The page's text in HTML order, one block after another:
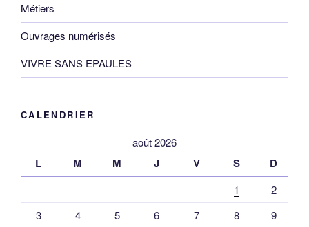
Métiers
Ouvrages numérisés
VIVRE SANS EPAULES
CALENDRIER
août 2026
L M M J V S D
1
2
3
4 5 6 7 8
9